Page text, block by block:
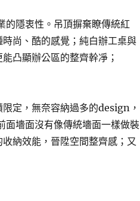
隱衷性。吊頂摒棄瞭傳統紅
尚、酷的感覺；純白辦工桌與
凸顯辦公區的整齊幹凈；
定，無奈容納過多的design，
墻面沒有像傳統墻面一樣做裝
納效能，晉陞空間整齊感；又